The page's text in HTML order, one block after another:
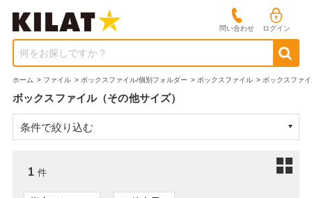
問い合わせ ログイン
何をお探しですか？
ホーム > ファイル > ボックスファイル/個別フォルダー > ボックスファイル > ボックスファ
ボックスファイル（その他サイズ）
条件で絞り込む
1 件